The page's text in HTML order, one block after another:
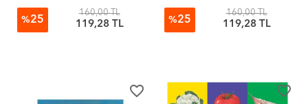
%25
160,00 TL
119,28 TL %25
160,00 TL
119,28 TL
favorite_border favorite_border